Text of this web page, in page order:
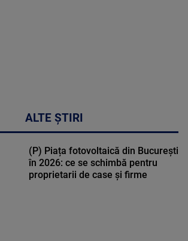
ALTE ȘTIRI
(P) Piața fotovoltaică din București
în 2026: ce se schimbă pentru
proprietarii de case și firme